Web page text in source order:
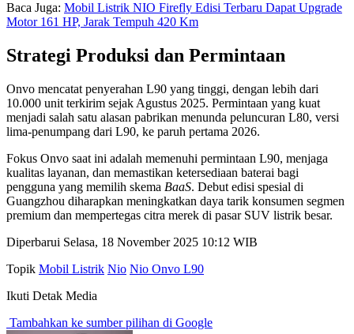
Baca Juga: Mobil Listrik NIO Firefly Edisi Terbaru Dapat Upgrade
Motor 161 HP, Jarak Tempuh 420 Km
Strategi Produksi dan Permintaan
Onvo mencatat penyerahan L90 yang tinggi, dengan lebih dari
10.000 unit terkirim sejak Agustus 2025. Permintaan yang kuat
menjadi salah satu alasan pabrikan menunda peluncuran L80, versi
lima-penumpang dari L90, ke paruh pertama 2026.
Fokus Onvo saat ini adalah memenuhi permintaan L90, menjaga
kualitas layanan, dan memastikan ketersediaan baterai bagi
pengguna yang memilih skema BaaS. Debut edisi spesial di
Guangzhou diharapkan meningkatkan daya tarik konsumen segmen
premium dan mempertegas citra merek di pasar SUV listrik besar.
Diperbarui Selasa, 18 November 2025 10:12 WIB
Topik Mobil Listrik Nio Nio Onvo L90
Ikuti Detak Media
Tambahkan ke sumber pilihan di Google